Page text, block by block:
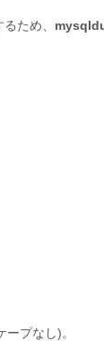
ため、
プなし)。